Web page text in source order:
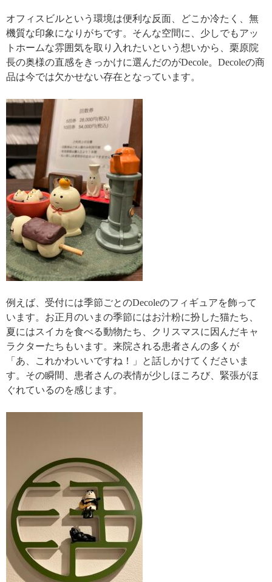
オフィスビルという環境は便利な反面、どこか冷たく、無
機質な印象になりがちです。そんな空間に、少しでもアッ
トホームな雰囲気を取り入れたいという想いから、栗原院
長の奥様の直感をきっかけに選んだのがDecole。Decoleの商
品は今では欠かせない存在となっています。
例えば、受付には季節ごとのDecoleのフィギュアを飾って
います。お正月のいまの季節にはお汁粉に扮した猫たち、
夏にはスイカを食べる動物たち、クリスマスに因んだキャ
ラクターたちもいます。来院される患者さんの多くが
「あ、これかわいいですね！」と話しかけてくださいま
す。その瞬間、患者さんの表情が少しほころび、緊張がほ
ぐれているのを感じます。